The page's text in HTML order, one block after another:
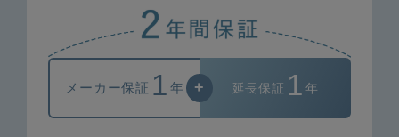
メーカー保証 1 年 + 延長保証 1 年